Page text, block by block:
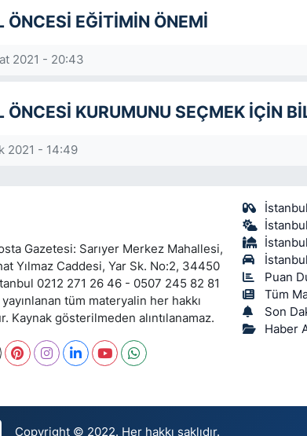
ÖNCESİ EĞİTİMİN ÖNEMİ
2021 - 20:43
ÖNCESİ KURUMUNU SEÇMEK İÇİN
2021 - 14:49
Gazetesi: Sarıyer Merkez Mahallesi,
Yılmaz Caddesi, Yar Sk. No:2, 34450
0212 271 26 46 - 0507 245 82 81
tüm materyalin her hakkı
Kaynak gösterilmeden alıntılanamaz.
Puan
Tüm
Son
Haber
Copyright © 2022. Her hakkı saklıdır.